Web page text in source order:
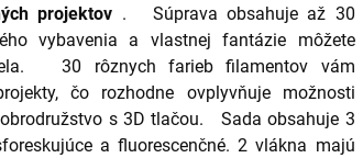
projektov .
Súprava obsahuje až 30
vybavenia a vlastnej fantázie môžete
30 rôznych farieb filamentov vám
čo rozhodne ovplyvňuje možnosti
s 3D tlačou.
Sada obsahuje 3
a fluorescenčné. 2 vlákna majú